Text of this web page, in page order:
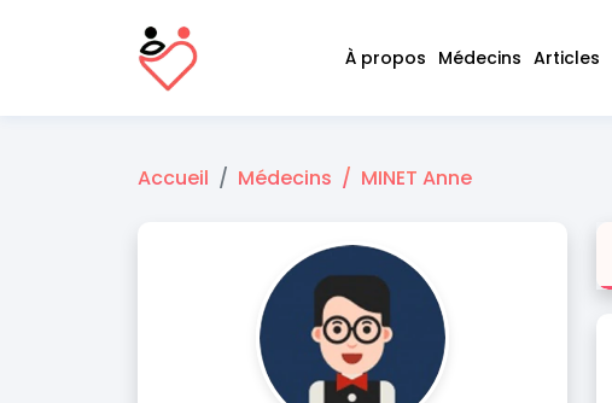
À propos Médecins Articles
Accueil Médecins MINET Anne